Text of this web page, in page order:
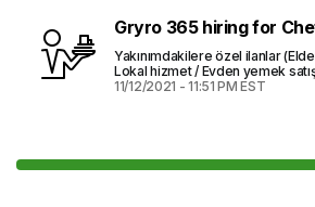
Gryro 365 hiring for
Yakınımdakilere özel ilanlar
Lokal hizmet / Evden yemek
11/12/2021 - 11:51 PM EST